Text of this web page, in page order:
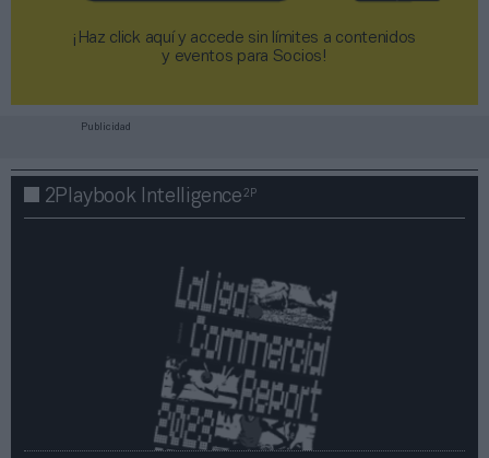
¡Haz click aquí y accede sin límites a contenidos
y eventos para Socios!​​​​​​​
Publicidad
2Playbook Intelligence2P